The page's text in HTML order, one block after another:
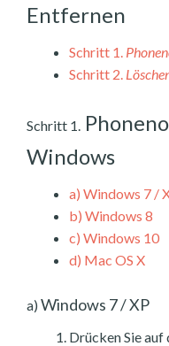
Entfernen
Schritt 1.
Schritt 2.
Schritt 1.
Windows
a) Windows 7 /
b) Windows 8
c) Windows 10
d) Mac OS X
a) Windows 7 / XP
Drücken Sie